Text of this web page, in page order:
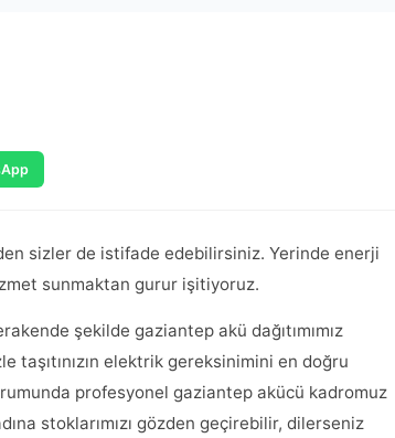
sizler de istifade edebilirsiniz. Yerinde enerji
sunmaktan gurur işitiyoruz.
şekilde gaziantep akü dağıtımımız
elektrik gereksinimini en doğru
profesyonel gaziantep akücü kadromuz
stoklarımızı gözden geçirebilir, dilerseniz